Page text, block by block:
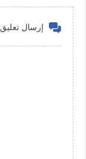
إرسال تعليق